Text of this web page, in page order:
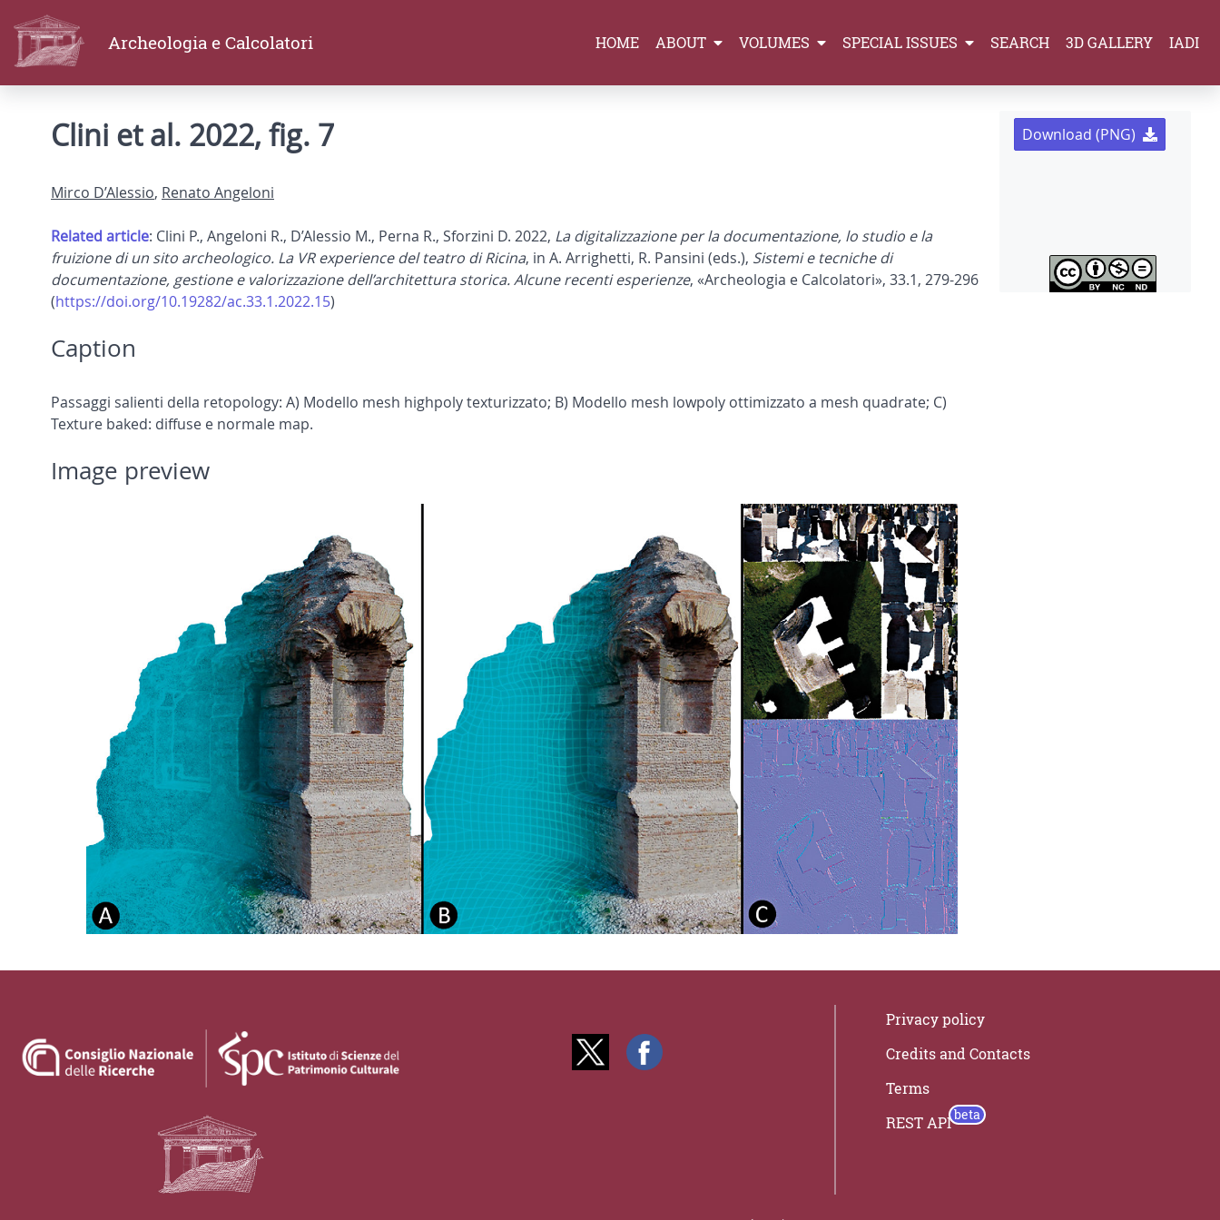
Archeologia e Calcolatori HOME ABOUT VOLUMES SPECIAL ISSUES SEARCH 3D GALLERY IADI
Clini et al. 2022, fig. 7
Mirco D’Alessio, Renato Angeloni
Related article: Clini P., Angeloni R., D’Alessio M., Perna R., Sforzini D. 2022, La digitalizzazione per la documentazione, lo studio e la
fruizione di un sito archeologico. La VR experience del teatro di Ricina, in A. Arrighetti, R. Pansini (eds.), Sistemi e tecniche di
documentazione, gestione e valorizzazione dell’architettura storica. Alcune recenti esperienze, «Archeologia e Calcolatori», 33.1, 279-296
(https://doi.org/10.19282/ac.33.1.2022.15)
Caption
Passaggi salienti della retopology: A) Modello mesh highpoly texturizzato; B) Modello mesh lowpoly ottimizzato a mesh quadrate; C)
Texture baked: diffuse e normale map.
Image preview
Download (PNG)
Privacy policy
Credits and Contacts
Terms
REST API